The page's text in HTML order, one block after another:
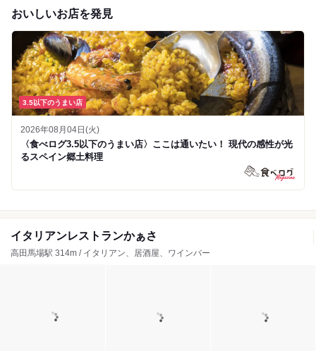
おいしいお店を発見
3.5以下のうまい店
2026年08月04日(火)
〈食べログ3.5以下のうまい店〉ここは通いたい！ 現代の感性が光
るスペイン郷土料理
イタリアンレストランかぁさ
高田馬場駅 314m / イタリアン、居酒屋、ワインバー